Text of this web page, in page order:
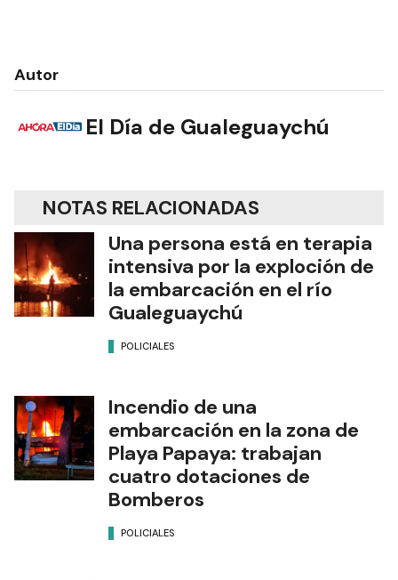
Autor
El Día de Gualeguaychú
NOTAS RELACIONADAS
Una persona está en terapia
intensiva por la exploción de
la embarcación en el río
Gualeguaychú
POLICIALES
Incendio de una
embarcación en la zona de
Playa Papaya: trabajan
cuatro dotaciones de
Bomberos
POLICIALES